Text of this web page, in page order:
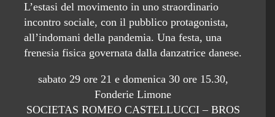
L’estasi del movimento in uno straordinario
incontro sociale, con il pubblico protagonista,
all’indomani della pandemia. Una festa, una
frenesia fisica governata dalla danzatrice danese.
sabato 29 ore 21 e domenica 30 ore 15.30,
Fonderie Limone
SOCIETAS ROMEO CASTELLUCCI – BROS